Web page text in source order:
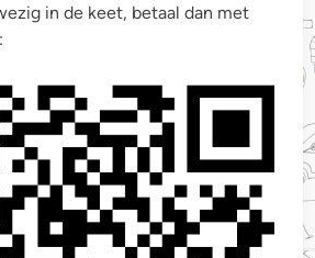
in de keet, betaal dan met